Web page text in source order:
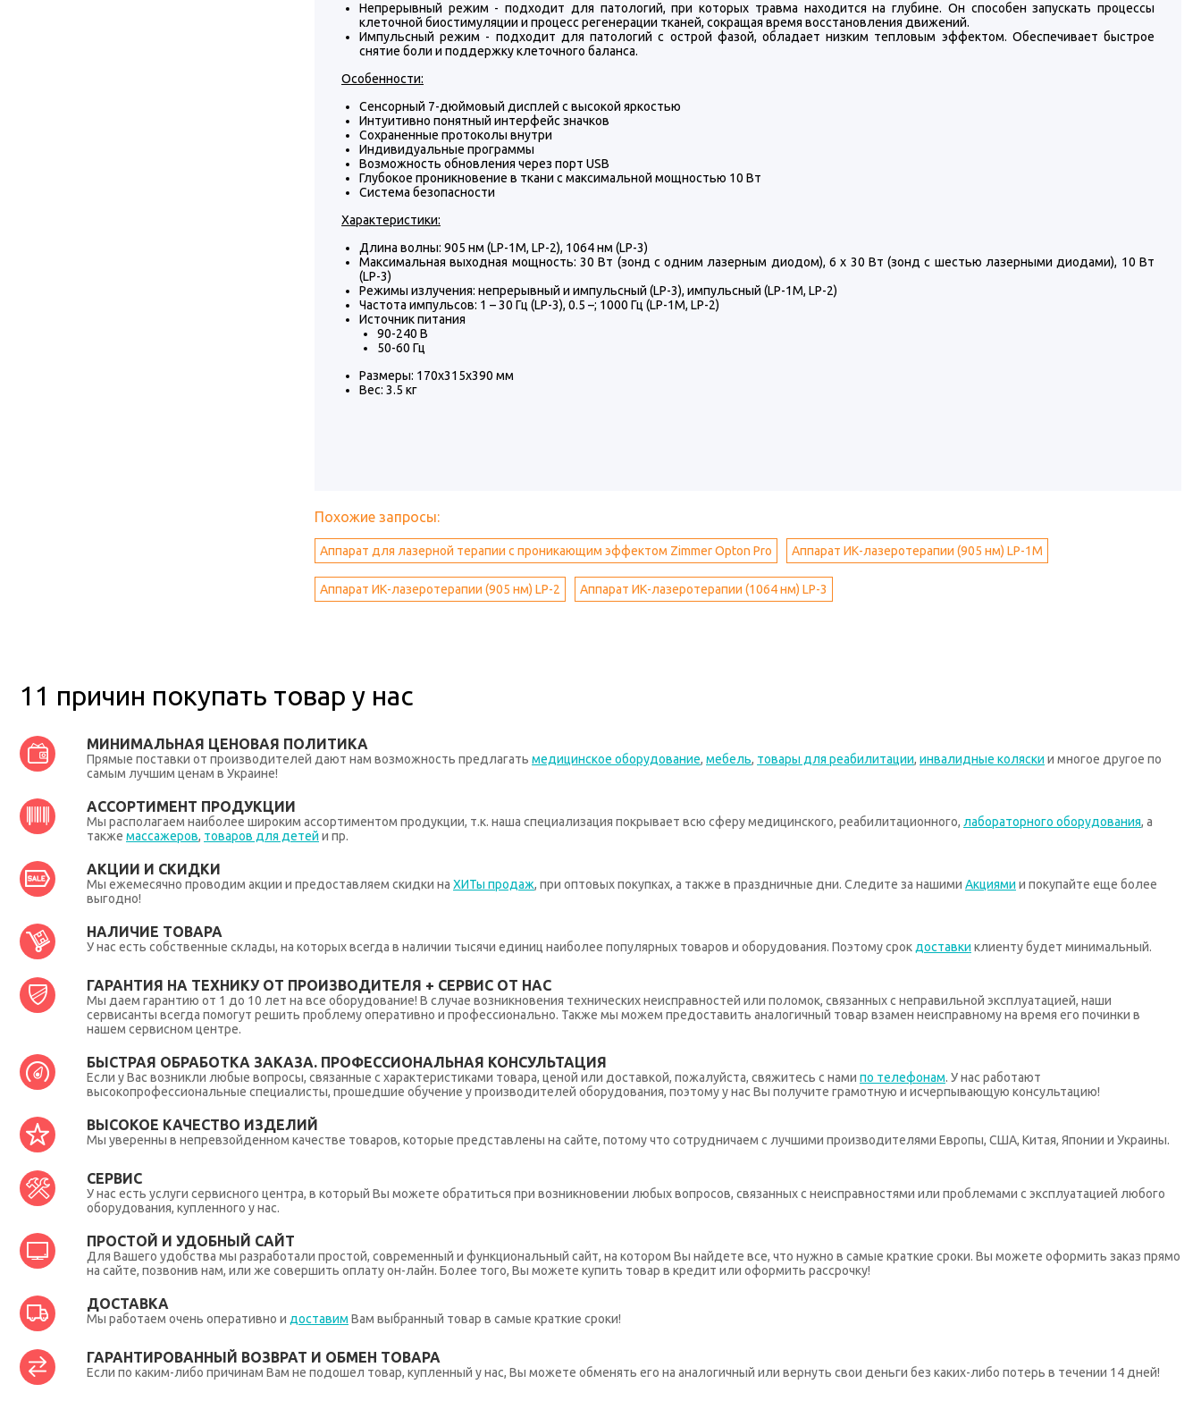
Непрерывный режим - подходит для патологий, при которых травма находится на глубине. Он способен запускать процессы
клеточной биостимуляции и процесс регенерации тканей, сокращая время восстановления движений.
Импульсный режим - подходит для патологий с острой фазой, обладает низким тепловым эффектом. Обеспечивает быстрое
снятие боли и поддержку клеточного баланса.
Особенности:
Сенсорный 7-дюймовый дисплей с высокой яркостью
Интуитивно понятный интерфейс значков
Сохраненные протоколы внутри
Индивидуальные программы
Возможность обновления через порт USB
Глубокое проникновение в ткани с максимальной мощностью 10 Вт
Система безопасности
Характеристики:
Длина волны: 905 нм (LP-1M, LP-2), 1064 нм (LP-3)
Максимальная выходная мощность: 30 Вт (зонд с одним лазерным диодом), 6 х 30 Вт (зонд с шестью лазерными диодами), 10 Вт
(LP-3)
Режимы излучения: непрерывный и импульсный (LP-3), импульсный (LP-1M, LP-2)
Частота импульсов: 1 – 30 Гц (LP-3), 0.5 –; 1000 Гц (LP-1M, LP-2)
Источник питания
90-240 В
50-60 Гц
Размеры: 170x315x390 мм
Вес: 3.5 кг
Похожие запросы:
Аппарат для лазерной терапии с проникающим эффектом Zimmer Opton Pro Аппарат ИК-лазеротерапии (905 нм) LP-1M
Аппарат ИК-лазеротерапии (905 нм) LP-2 Аппарат ИК-лазеротерапии (1064 нм) LP-3
11 причин покупать товар у нас
МИНИМАЛЬНАЯ ЦЕНОВАЯ ПОЛИТИКА
Прямые поставки от производителей дают нам возможность предлагать медицинское оборудование, мебель, товары для реабилитации, инвалидные коляски и многое другое по
самым лучшим ценам в Украине!
АССОРТИМЕНТ ПРОДУКЦИИ
Мы располагаем наиболее широким ассортиментом продукции, т.к. наша специализация покрывает всю сферу медицинского, реабилитационного, лабораторного оборудования, а
также массажеров, товаров для детей и пр.
АКЦИИ И СКИДКИ
Мы ежемесячно проводим акции и предоставляем скидки на ХИТы продаж, при оптовых покупках, а также в праздничные дни. Следите за нашими Акциями и покупайте еще более
выгодно!
НАЛИЧИЕ ТОВАРА
У нас есть собственные склады, на которых всегда в наличии тысячи единиц наиболее популярных товаров и оборудования. Поэтому срок доставки клиенту будет минимальный.
ГАРАНТИЯ НА ТЕХНИКУ ОТ ПРОИЗВОДИТЕЛЯ + СЕРВИС ОТ НАС
Мы даем гарантию от 1 до 10 лет на все оборудование! В случае возникновения технических неисправностей или поломок, связанных с неправильной эксплуатацией, наши
сервисанты всегда помогут решить проблему оперативно и профессионально. Также мы можем предоставить аналогичный товар взамен неисправному на время его починки в
нашем сервисном центре.
БЫСТРАЯ ОБРАБОТКА ЗАКАЗА. ПРОФЕССИОНАЛЬНАЯ КОНСУЛЬТАЦИЯ
Если у Вас возникли любые вопросы, связанные с характеристиками товара, ценой или доставкой, пожалуйста, свяжитесь с нами по телефонам. У нас работают
высокопрофессиональные специалисты, прошедшие обучение у производителей оборудования, поэтому у нас Вы получите грамотную и исчерпывающую консультацию!
ВЫСОКОЕ КАЧЕСТВО ИЗДЕЛИЙ
Мы уверенны в непревзойденном качестве товаров, которые представлены на сайте, потому что сотрудничаем с лучшими производителями Европы, США, Китая, Японии и Украины.
СЕРВИС
У нас есть услуги сервисного центра, в который Вы можете обратиться при возникновении любых вопросов, связанных с неисправностями или проблемами с эксплуатацией любого
оборудования, купленного у нас.
ПРОСТОЙ И УДОБНЫЙ САЙТ
Для Вашего удобства мы разработали простой, современный и функциональный сайт, на котором Вы найдете все, что нужно в самые краткие сроки. Вы можете оформить заказ прямо
на сайте, позвонив нам, или же совершить оплату он-лайн. Более того, Вы можете купить товар в кредит или оформить рассрочку!
ДОСТАВКА
Мы работаем очень оперативно и доставим Вам выбранный товар в самые краткие сроки!
ГАРАНТИРОВАННЫЙ ВОЗВРАТ И ОБМЕН ТОВАРА
Если по каким-либо причинам Вам не подошел товар, купленный у нас, Вы можете обменять его на аналогичный или вернуть свои деньги без каких-либо потерь в течении 14 дней!